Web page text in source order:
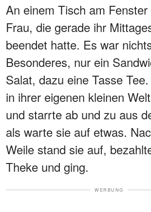
An einem Tisch am
Frau, die gerade ihr
beendet hatte. Es war
Besonderes, nur ein
Salat, dazu eine Tasse
in ihrer eigenen kleinen
und starrte ab und zu aus
als warte sie auf etwas.
Weile stand sie auf,
Theke und ging.
WERBUNG